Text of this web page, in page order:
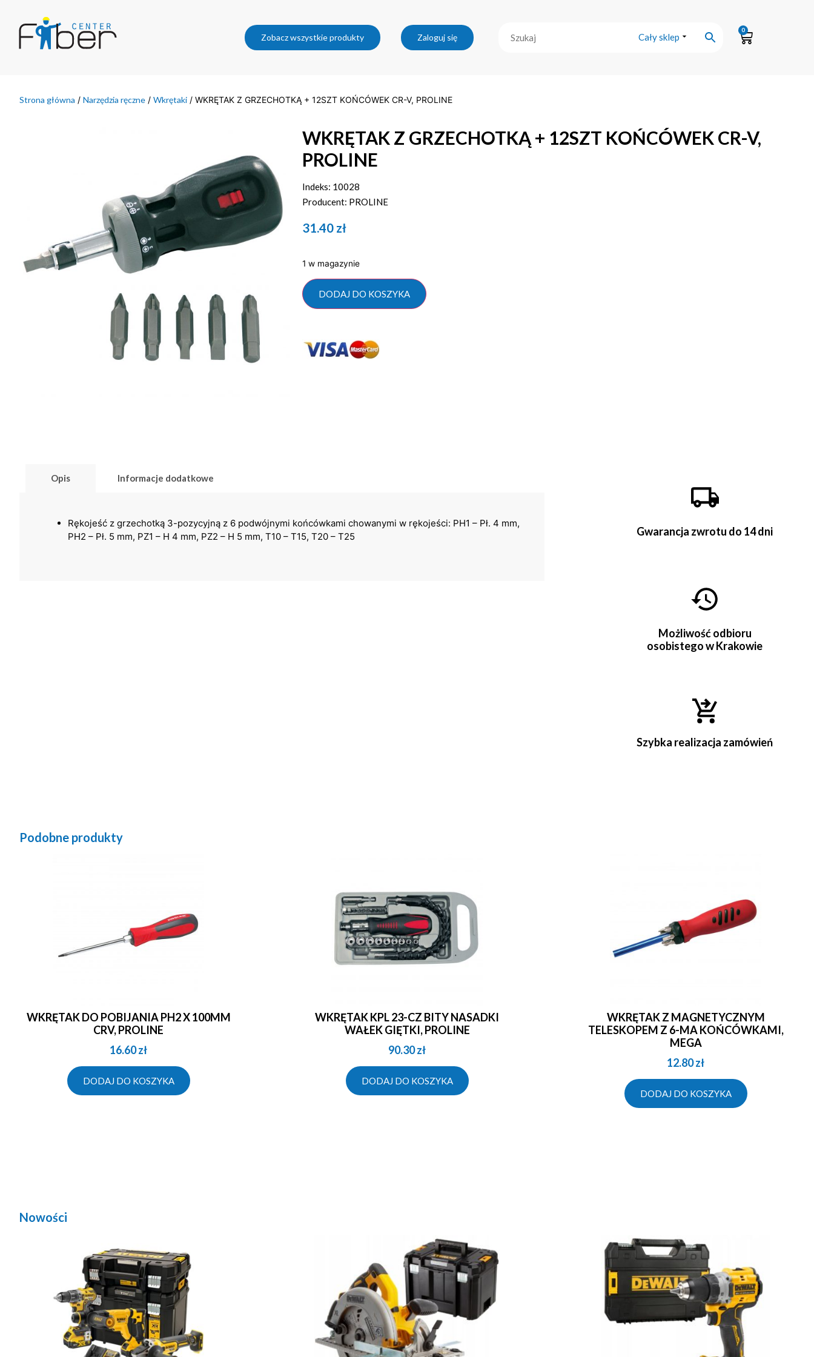
Zobacz wszystkie produkty Zaloguj się Cały sklep
0
Strona główna / Narzędzia ręczne / Wkrętaki / WKRĘTAK Z GRZECHOTKĄ + 12SZT KOŃCÓWEK CR-V, PROLINE
WKRĘTAK Z GRZECHOTKĄ + 12SZT KOŃCÓWEK CR-V,
PROLINE
Indeks: 10028
Producent: PROLINE
31.40 zł
1 w magazynie
DODAJ DO KOSZYKA
Opis Informacje dodatkowe
Rękojeść z grzechotką 3-pozycyjną z 6 podwójnymi końcówkami chowanymi w rękojeści: PH1 – Pł. 4 mm,
PH2 – Pł. 5 mm, PZ1 – H 4 mm, PZ2 – H 5 mm, T10 – T15, T20 – T25
Gwarancja zwrotu do 14 dni
Możliwość odbioru
osobistego w Krakowie
Szybka realizacja zamówień
Podobne produkty
WKRĘTAK DO POBIJANIA PH2 X 100MM
CRV, PROLINE
16.60zł
DODAJ DO KOSZYKA
WKRĘTAK KPL 23-CZ BITY NASADKI
WAŁEK GIĘTKI, PROLINE
90.30zł
DODAJ DO KOSZYKA
WKRĘTAK Z MAGNETYCZNYM
TELESKOPEM Z 6-MA KOŃCÓWKAMI,
MEGA
12.80zł
DODAJ DO KOSZYKA
Nowości